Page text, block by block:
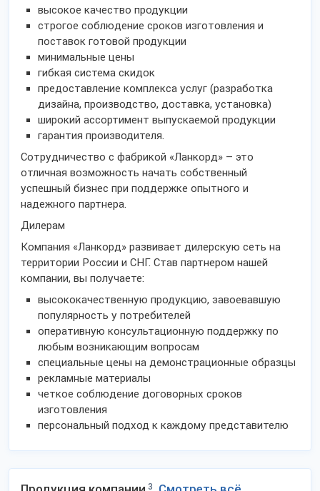
высокое качество продукции
строгое соблюдение сроков изготовления и
поставок готовой продукции
минимальные цены
гибкая система скидок
предоставление комплекса услуг (разработка
дизайна, производство, доставка, установка)
широкий ассортимент выпускаемой продукции
гарантия производителя.
Сотрудничество с фабрикой «Ланкорд» – это
отличная возможность начать собственный
успешный бизнес при поддержке опытного и
надежного партнера.
Дилерам
Компания «Ланкорд» развивает дилерскую сеть на
территории России и СНГ. Став партнером нашей
компании, вы получаете:
высококачественную продукцию, завоевавшую
популярность у потребителей
оперативную консультационную поддержку по
любым возникающим вопросам
специальные цены на демонстрационные образцы
рекламные материалы
четкое соблюдение договорных сроков
изготовления
персональный подход к каждому представителю
3